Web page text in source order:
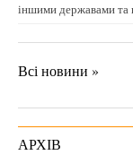
іншими державами та
Всі новини »
АРХІВ